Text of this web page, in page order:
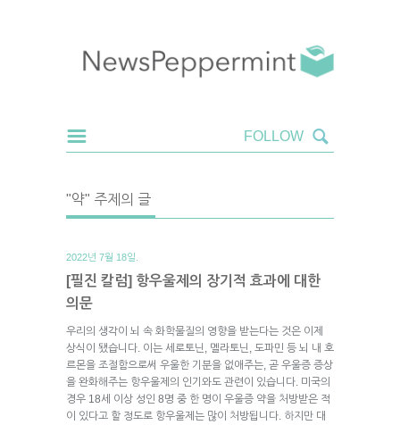
"약" 주제의 글
2022년 7월 18일.
[필진 칼럼] 항우울제의 장기적 효과에 대한
의문
우리의 생각이 뇌 속 화학물질의 영향을 받는다는 것은 이제
상식이 됐습니다. 이는 세로토닌, 멜라토닌, 도파민 등 뇌 내 호
르몬을 조절함으로써 우울한 기분을 없애주는, 곧 우울증 증상
을 완화해주는 항우울제의 인기와도 관련이 있습니다. 미국의
경우 18세 이상 성인 8명 중 한 명이 우울증 약을 처방받은 적
이 있다고 할 정도로 항우울제는 많이 처방됩니다. 하지만 대